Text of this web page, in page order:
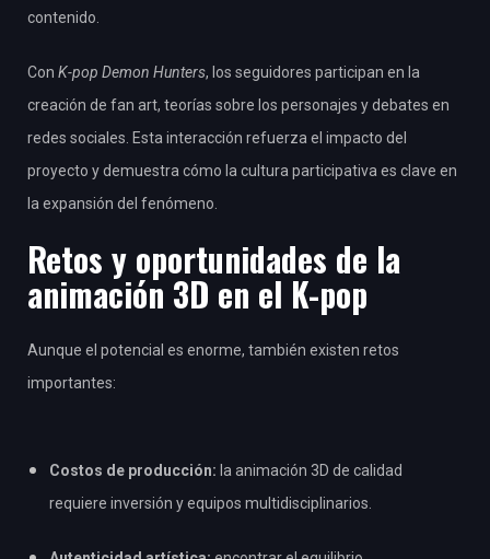
contenido.
Con K-pop Demon Hunters, los seguidores participan en la
creación de fan art, teorías sobre los personajes y debates en
redes sociales. Esta interacción refuerza el impacto del
proyecto y demuestra cómo la cultura participativa es clave en
la expansión del fenómeno.
Retos y oportunidades de la
animación 3D en el K-pop
Aunque el potencial es enorme, también existen retos
importantes:
Costos de producción: la animación 3D de calidad
requiere inversión y equipos multidisciplinarios.